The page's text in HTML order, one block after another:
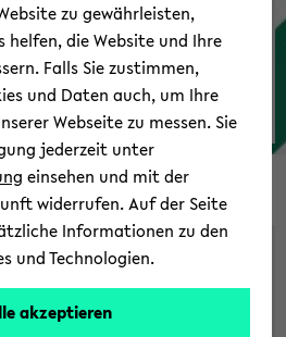
Zu­rück zum Campus-​Support
Zoom
von Zoom im Campus-​
zu gewährleisten,
helfen, die Website und Ihre
Falls Sie zustimmen,
und Daten auch, um Ihre
Webseite zu messen. Sie
jederzeit unter
einsehen und mit der
widerrufen. Auf der Seite
Informationen zu den
und Technologien.
akzeptieren